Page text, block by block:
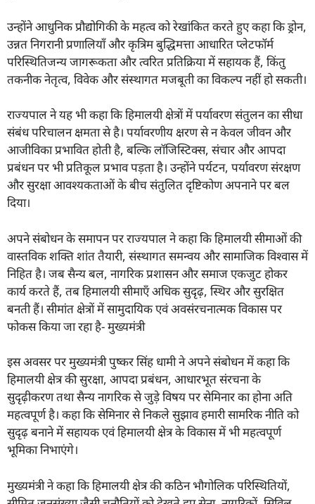
उन्होंने आधुनिक प्रौद्योगिकी के महत्व को रेखांकित करते हुए कहा कि ड्रोन,
उन्नत निगरानी प्रणालियाँ और कृत्रिम बुद्धिमत्ता आधारित प्लेटफॉर्म
परिस्थितिजन्य जागरूकता और त्वरित प्रतिक्रिया में सहायक हैं, किंतु
तकनीक नेतृत्व, विवेक और संस्थागत मजबूती का विकल्प नहीं हो सकती।
राज्यपाल ने यह भी कहा कि हिमालयी क्षेत्रों में पर्यावरण संतुलन का सीधा
संबंध परिचालन क्षमता से है। पर्यावरणीय क्षरण से न केवल जीवन और
आजीविका प्रभावित होती है, बल्कि लॉजिस्टिक्स, संचार और आपदा
प्रबंधन पर भी प्रतिकूल प्रभाव पड़ता है। उन्होंने पर्यटन, पर्यावरण संरक्षण
और सुरक्षा आवश्यकताओं के बीच संतुलित दृष्टिकोण अपनाने पर बल
दिया।
अपने संबोधन के समापन पर राज्यपाल ने कहा कि हिमालयी सीमाओं की
वास्तविक शक्ति शांत तैयारी, संस्थागत समन्वय और सामाजिक विश्वास में
निहित है। जब सैन्य बल, नागरिक प्रशासन और समाज एकजुट होकर
कार्य करते हैं, तब हिमालयी सीमाएँ अधिक सुदृढ़, स्थिर और सुरक्षित
बनती हैं। सीमांत क्षेत्रों में सामुदायिक एवं अवसंरचनात्मक विकास पर
फोकस किया जा रहा है- मुख्यमंत्री
इस अवसर पर मुख्यमंत्री पुष्कर सिंह धामी ने अपने संबोधन में कहा कि
हिमालयी क्षेत्र की सुरक्षा, आपदा प्रबंधन, आधारभूत संरचना के
सुदृढ़ीकरण तथा सैन्य नागरिक से जुड़े विषय पर सेमिनार का होना अति
महत्वपूर्ण है। कहा कि सेमिनार से निकले सुझाव हमारी सामरिक नीति को
सुदृढ़ बनाने में सहायक एवं हिमालयी क्षेत्र के विकास में भी महत्वपूर्ण
भूमिका निभाएंगे।
मुख्यमंत्री ने कहा कि हिमालयी क्षेत्र की कठिन भौगोलिक परिस्थितियों,